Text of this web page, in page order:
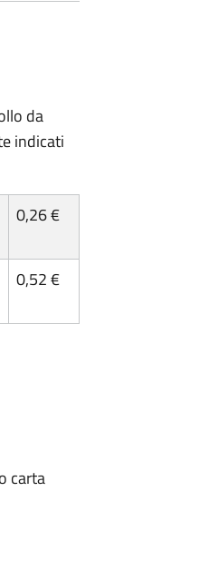
da
indicati
0,26 €
0,52 €
carta